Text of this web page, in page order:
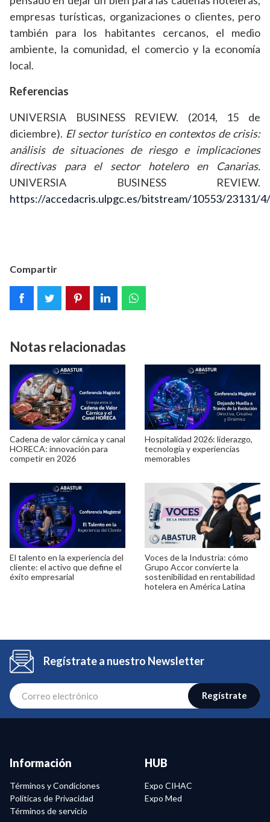
empresas turísticas, organizaciones o clientes, pero
también para los habitantes cercanos, el medio
ambiente, la comunidad, el comercio y la economía
local.
Referencias
UNIVERSIA BUSINESS REVIEW. (2014, 15 de
diciembre). El sector turístico en contextos de crisis:
análisis de situaciones de riesgo e implicaciones
directivas para el sector hotelero en Canarias.
UNIVERSIA BUSINESS REVIEW.
https://accedacris.ulpgc.es/bitstream/10553/23131/
Compartir
Notas relacionadas
Cadena de valor cárnica y canal
HORECA: innovación para
competir en 2026
Hospitalidad 2026: liderazgo,
tecnología y experiencias
memorables
El talento en la experiencia del
cliente: el activo que define el
éxito empresarial
Voces de la Industria: cómo
Grupo Accor convierte la
sostenibilidad en rentabilidad
hotelera en América Latina
Regístrate a nuestro Newsletter
Regístrate
Información
Términos y Condiciones
Politicas de Privacidad
Términos de servicio
HUB
Expo CIHAC
Expo Med